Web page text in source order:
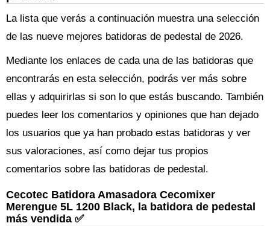
La lista que verás a continuación muestra una selección
de las nueve mejores batidoras de pedestal de 2026.
Mediante los enlaces de cada una de las batidoras que
encontrarás en esta selección, podrás ver más sobre
ellas y adquirirlas si son lo que estás buscando. También
puedes leer los comentarios y opiniones que han dejado
los usuarios que ya han probado estas batidoras y ver
sus valoraciones, así como dejar tus propios
comentarios sobre las batidoras de pedestal.
Cecotec Batidora Amasadora Cecomixer
Merengue 5L 1200 Black, la batidora de pedestal
más vendida ✅